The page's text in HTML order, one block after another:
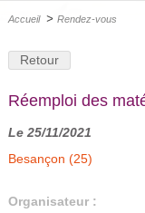
Accueil > Rendez-vous
Retour
Réemploi des
Le 25/11/2021
Besançon (25)
Organisateur :